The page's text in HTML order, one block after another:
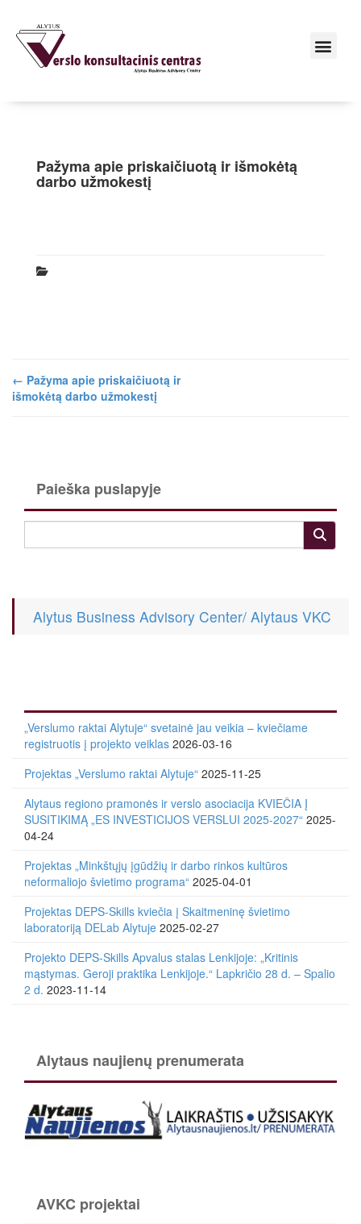
Pažyma apie priskaičiuotą ir išmokėtą
darbo užmokestį
← Pažyma apie priskaičiuotą ir
išmokėtą darbo užmokestį
Paieška puslapyje
Alytus Business Advisory Center/ Alytaus VKC
„Verslumo raktai Alytuje“ svetainė jau veikia – kviečiame
registruotis į projekto veiklas 2026-03-16
Projektas „Verslumo raktai Alytuje“ 2025-11-25
Alytaus regiono pramonės ir verslo asociacija KVIEČIA Į
SUSITIKIMĄ „ES INVESTICIJOS VERSLUI 2025-2027“ 2025-
04-24
Projektas „Minkštųjų įgūdžių ir darbo rinkos kultūros
neformaliojo švietimo programa“ 2025-04-01
Projektas DEPS-Skills kviečia į Skaitmeninę švietimo
laboratoriją DELab Alytuje 2025-02-27
Projekto DEPS-Skills Apvalus stalas Lenkijoje: „Kritinis
mąstymas. Geroji praktika Lenkijoje.“ Lapkričio 28 d. – Spalio
2 d. 2023-11-14
Alytaus naujienų prenumerata
AVKC projektai